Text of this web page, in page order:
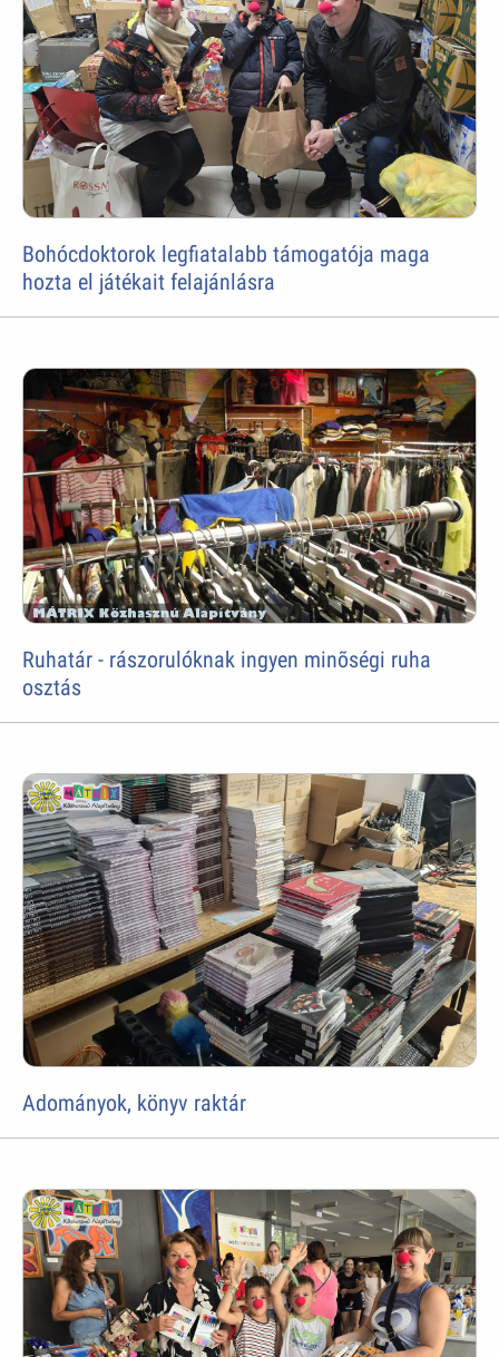
Bohócdoktorok legfiatalabb támogatója maga
hozta el játékait felajánlásra
Ruhatár - rászorulóknak ingyen minõségi ruha
osztás
Adományok, könyv raktár